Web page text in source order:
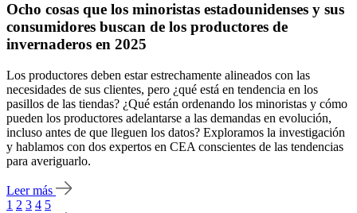
Ocho cosas que los minoristas estadounidenses y sus
consumidores buscan de los productores de
invernaderos en 2025
Los productores deben estar estrechamente alineados con las
necesidades de sus clientes, pero ¿qué está en tendencia en los
pasillos de las tiendas? ¿Qué están ordenando los minoristas y cómo
pueden los productores adelantarse a las demandas en evolución,
incluso antes de que lleguen los datos? Exploramos la investigación
y hablamos con dos expertos en CEA conscientes de las tendencias
para averiguarlo.
Leer más
1 2 3 4 5